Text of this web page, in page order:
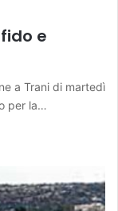
e
a Trani di martedì
per la…